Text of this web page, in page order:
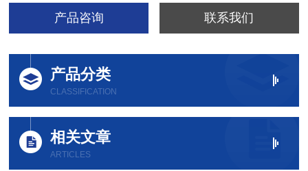
产品咨询 联系我们
产品分类
CLASSIFICATION
相关文章
ARTICLES